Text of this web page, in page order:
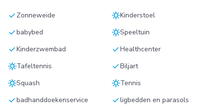
check Zonneweide sunnyKinderstoel
checkbabybed sunnySpeeltuin
checkKinderzwembad checkHealthcenter
sunnyTafeltennis checkBiljart
sunnySquash sunnyTennis
checkbadhanddoekenservice checkligbedden en parasols